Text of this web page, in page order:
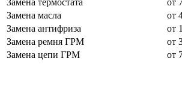
Замена масла
от
Замена антифриза
от
Замена ремня ГРМ
от
Замена цепи ГРМ
от